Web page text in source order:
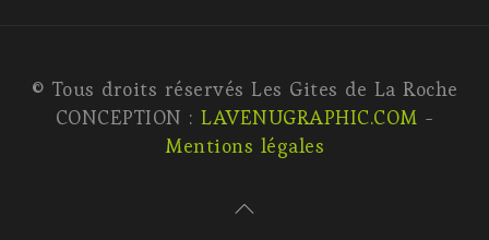
© Tous droits réservés Les Gites de La Roche
CONCEPTION : LAVENUGRAPHIC.COM -
Mentions légales